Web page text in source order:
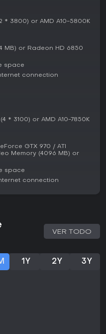
o derrotar jefes únicos
cooperativo y el juego en
de los eventos del juego
Lo Wang en un mundo
Como mercenario,
en misiones que
de Lo Wang en los
gran opción para
persona rápidos, con
Los jugadores elogian su
título infravalorado. Con
de disparos y
en solitario o
este juego cumple sin
* 3800) or AMD A10-5800K
MB) or Radeon HD 6850
space
connection
* 3100) or AMD A10-7850K
GTX 970 / ATI
Memory (4096 MB) or
space
connection
VER TODO
1Y 2Y 3Y